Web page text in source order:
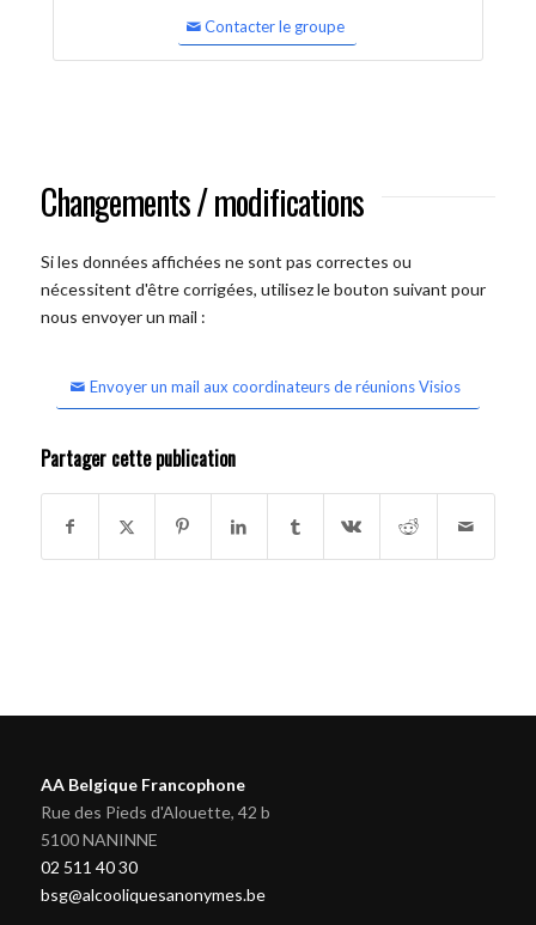
Contacter le groupe
Changements / modifications
Si les données affichées ne sont pas correctes ou
nécessitent d'être corrigées, utilisez le bouton suivant pour
nous envoyer un mail :
Envoyer un mail aux coordinateurs de réunions Visios
Partager cette publication
AA Belgique Francophone
Rue des Pieds d'Alouette, 42 b
5100 NANINNE
02 511 40 30
bsg@alcooliquesanonymes.be